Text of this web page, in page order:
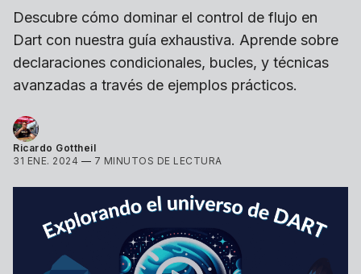
Descubre cómo dominar el control de flujo en
Dart con nuestra guía exhaustiva. Aprende sobre
declaraciones condicionales, bucles, y técnicas
avanzadas a través de ejemplos prácticos.
Ricardo Gottheil
31 ENE. 2024 — 7 MINUTOS DE LECTURA